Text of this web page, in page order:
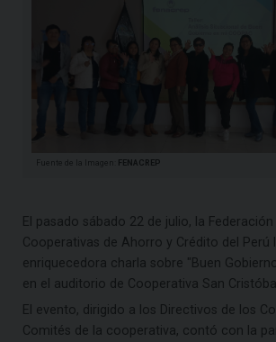
Fuente de la Imagen: FENACREP
El pasado sábado 22 de julio, la
Cooperativas de Ahorro y Crédito del Perú
enriquecedora charla sobre "Buen
en el auditorio de Cooperativa San
El evento, dirigido a los Directivos de los
Comités de la cooperativa, contó con la